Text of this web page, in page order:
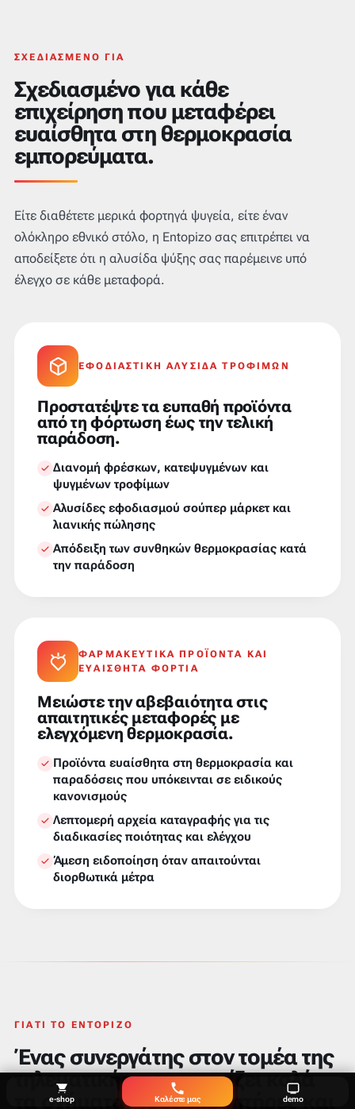
ΣΧΕΔΙΑΣΜΈΝΟ ΓΙΑ
Σχεδιασμένο για κάθε
επιχείρηση που μεταφέρει
ευαίσθητα στη θερμοκρασία
εμπορεύματα.
Είτε διαθέτετε μερικά φορτηγά ψυγεία, είτε έναν
ολόκληρο εθνικό στόλο, η Entopizo σας επιτρέπει να
αποδείξετε ότι η αλυσίδα ψύξης σας παρέμεινε υπό
έλεγχο σε κάθε μεταφορά.
ΕΦΟΔΙΑΣΤΙΚΉ ΑΛΥΣΊΔΑ ΤΡΟΦΊΜΩΝ
Προστατέψτε τα ευπαθή προϊόντα
από τη φόρτωση έως την τελική
παράδοση.
Διανομή φρέσκων, κατεψυγμένων και
ψυγμένων τροφίμων
Αλυσίδες εφοδιασμού σούπερ μάρκετ και
λιανικής πώλησης
Απόδειξη των συνθηκών θερμοκρασίας κατά
την παράδοση
ΦΑΡΜΑΚΕΥΤΙΚΆ ΠΡΟΪΌΝΤΑ ΚΑΙ
ΕΥΑΊΣΘΗΤΑ ΦΟΡΤΊΑ
Μειώστε την αβεβαιότητα στις
απαιτητικές μεταφορές με
ελεγχόμενη θερμοκρασία.
Προϊόντα ευαίσθητα στη θερμοκρασία και
παραδόσεις που υπόκεινται σε ειδικούς
κανονισμούς
Λεπτομερή αρχεία καταγραφής για τις
διαδικασίες ποιότητας και ελέγχου
Άμεση ειδοποίηση όταν απαιτούνται
διορθωτικά μέτρα
ΓΙΑΤΊ ΤΟ ENTOPIZO
Ένας συνεργάτης στον τομέα της
τηλεματικής που γνωρίζει καλά
τα οχήματα, τους αισθητήρες και
e-shop Καλέστε μας demo